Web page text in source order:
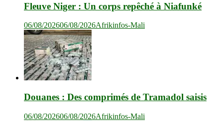
Fleuve Niger : Un corps repêché à Niafunké
06/08/202606/08/2026Afrikinfos-Mali
Douanes : Des comprimés de Tramadol saisis
06/08/202606/08/2026Afrikinfos-Mali